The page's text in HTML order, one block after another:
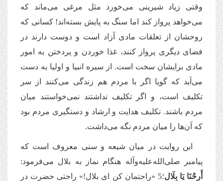
وقتی زیاد شیرینی می‌خورد مثل مرغی می‌ماند که
می‌خواهد پرواز کند اما سنگ به پایش بسته‌اند! کسانی که
روحشان از تعلقات مادی آزاد است و دوست دارند در
فضای دیگری پرواز کنند، غذا خوردن و پردختن به امور
مادی برایشان سخت است. از سیره انبیا و اولیا به دست
می‌آید که گویا اگر با مردم هم زندگی می‌کنند از سر
تکلیف است، و اگر تکلیف نداشتند نمی‌خواستند میان
مردم باشند. تکلیف هدایت و ارشاد و دستگیری مردم بود
که آن‌ها را میان مردم نگه می‌داشت.
این روایت در میان شیعه و سنی معروف است که
پیامبر صلی‌الله‌علیه‌وآله هنگام نماز به بلال می‌فرمود:
أَرِحْنَا یَا بِلَال؛‏5 «راحتمان کن ای بلال!» راحتی حضرت در